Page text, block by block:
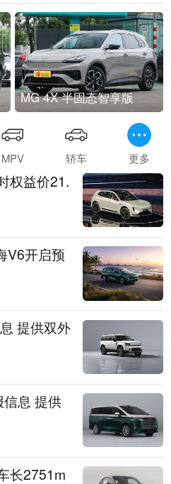
MG 4X 半固态智享版
MPV 轿车 更多
权益价21.
V6开启预
提供双外
息 提供
长2751m